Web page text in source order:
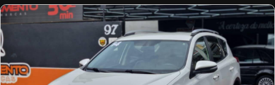
automático Prata Gasolina